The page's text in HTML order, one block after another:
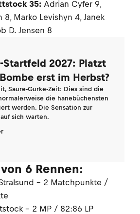
35: Adrian Cyfer 9,
8, Marko Levishyn 4, Janek
D. Jensen 8
Startfeld 2027: Platzt
erst im Herbst?
Saure-Gurke-Zeit: Dies sind die
die hanebüchensten
werden. Die Sensation zur
sich warten.
6 Rennen:
– 2 Matchpunkte /
– 2 MP / 82:86 LP